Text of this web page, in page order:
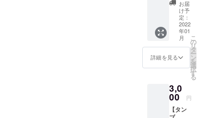
称：紅
茶 ・原
料原産
地：ス
リラン
カ ・内
容量：
12g（一
高温多
湿をお
避けく
ださ
ラー
"UME"
(直径
82×高
195mm
) １個
・ポス
トカー
ド
m×148
mm)
１枚 ・
コース
お届
け予
定：
2022
年01
月
詳細を見る
こ
の
リ
タ
ー
ン
を
選
択
す
る
3,0
00 円
【タン